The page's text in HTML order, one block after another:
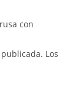
con
Los